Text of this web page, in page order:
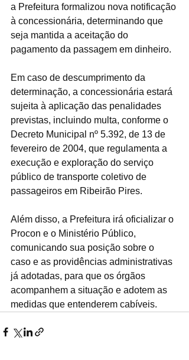
a Prefeitura formalizou nova notificação
à concessionária, determinando que
seja mantida a aceitação do
pagamento da passagem em dinheiro.
Em caso de descumprimento da
determinação, a concessionária estará
sujeita à aplicação das penalidades
previstas, incluindo multa, conforme o
Decreto Municipal nº 5.392, de 13 de
fevereiro de 2004, que regulamenta a
execução e exploração do serviço
público de transporte coletivo de
passageiros em Ribeirão Pires.
Além disso, a Prefeitura irá oficializar o
Procon e o Ministério Público,
comunicando sua posição sobre o
caso e as providências administrativas
já adotadas, para que os órgãos
acompanhem a situação e adotem as
medidas que entenderem cabíveis.